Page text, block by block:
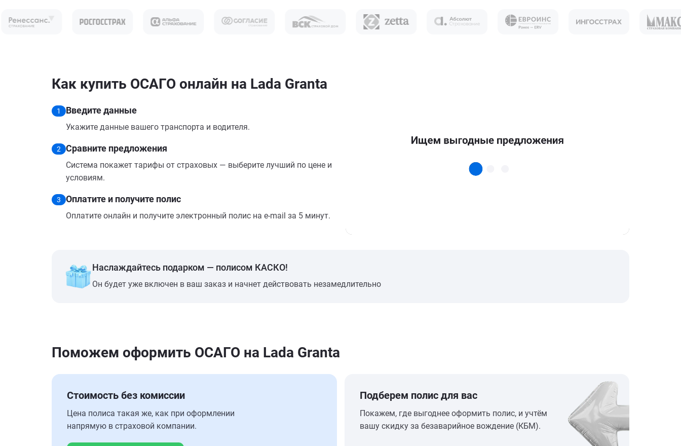
Как купить ОСАГО онлайн на Lada Granta
1 Введите данные
Укажите данные вашего транспорта и водителя.
2 Сравните предложения
Система покажет тарифы от страховых — выберите лучший по цене и
условиям.
3 Оплатите и получите полис
Оплатите онлайн и получите электронный полис на e-mail за 5 минут.
Наслаждайтесь подарком — полисом КАСКО!
Он будет уже включен в ваш заказ и начнет действовать незамедлительно
Поможем оформить ОСАГО на Lada Granta
Стоимость без комиссии
Цена полиса такая же, как при оформлении
напрямую в страховой компании.
Подберем полис для вас
Покажем, где выгоднее оформить полис, и учтём
вашу скидку за безаварийное вождение (КБМ).